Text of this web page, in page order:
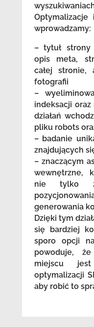
wprowadzamy:
– tytuł strony
opis meta,
całej stronie,
fotografii
–
indeksacji oraz
działań
pliku robots
– badanie
znajdujących
– znaczącym
wewnętrzne,
nie tylko z
generowania
Dzięki tym
się bardziej
sporo opcji
powoduje,
miejscu
optymalizacji
aby robić to